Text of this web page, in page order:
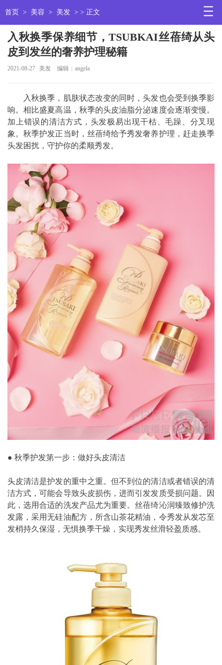
首页 > 美容 > 美发 > > 正文
入秋换季保养细节，TSUBKAI丝蓓绮从头
皮到发丝的奢养护理秘籍
2021-08-27 美发 编辑：angela
入秋换季，肌肤状态改变的同时，头发也会受到换季影
响。相比盛夏高温，秋季的头皮油脂分泌速度会逐渐变慢。
加上错误的清洁方式，头发极易出现干枯、毛躁、分叉现
象。秋季护发正当时，丝蓓绮给予秀发奢养护理，赶走换季
头发困扰，守护你的柔顺秀发。
● 秋季护发第一步：做好头皮清洁
头皮清洁是护发的重中之重。但不到位的清洁或者错误的清
洁方式，可能会导致头皮损伤，进而引发发质受损问题。因
此，选用合适的洗发产品尤为重要。丝蓓绮沁润臻致修护洗
发露，采用无硅油配方，所含山茶花精油，令秀发从发芯至
发梢持久保湿，无惧换季干燥，实现秀发丝滑轻盈质感。